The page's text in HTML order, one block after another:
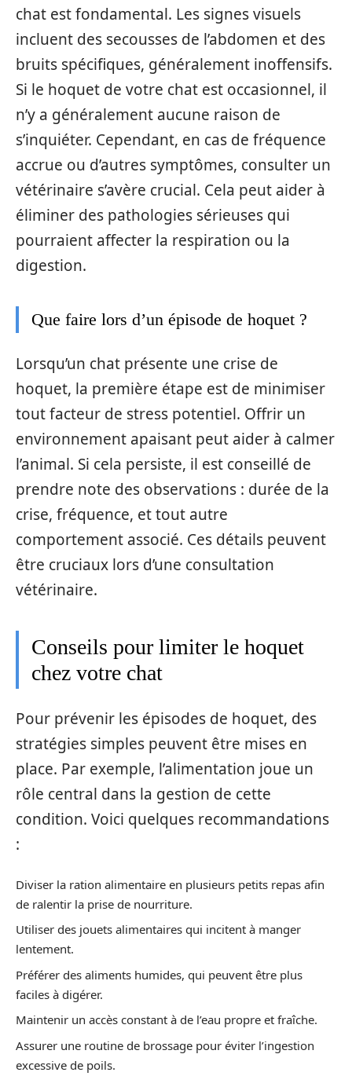
chat est fondamental. Les signes visuels
incluent des secousses de l’abdomen et des
bruits spécifiques, généralement inoffensifs.
Si le hoquet de votre chat est occasionnel, il
n’y a généralement aucune raison de
s’inquiéter. Cependant, en cas de fréquence
accrue ou d’autres symptômes, consulter un
vétérinaire s’avère crucial. Cela peut aider à
éliminer des pathologies sérieuses qui
pourraient affecter la respiration ou la
digestion.
Que faire lors d’un épisode de hoquet ?
Lorsqu’un chat présente une crise de
hoquet, la première étape est de minimiser
tout facteur de stress potentiel. Offrir un
environnement apaisant peut aider à calmer
l’animal. Si cela persiste, il est conseillé de
prendre note des observations : durée de la
crise, fréquence, et tout autre
comportement associé. Ces détails peuvent
être cruciaux lors d’une consultation
vétérinaire.
Conseils pour limiter le hoquet
chez votre chat
Pour prévenir les épisodes de hoquet, des
stratégies simples peuvent être mises en
place. Par exemple, l’alimentation joue un
rôle central dans la gestion de cette
condition. Voici quelques recommandations
:
Diviser la ration alimentaire en plusieurs petits repas afin
de ralentir la prise de nourriture.
Utiliser des jouets alimentaires qui incitent à manger
lentement.
Préférer des aliments humides, qui peuvent être plus
faciles à digérer.
Maintenir un accès constant à de l’eau propre et fraîche.
Assurer une routine de brossage pour éviter l’ingestion
excessive de poils.